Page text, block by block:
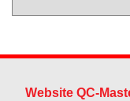
Website QC-